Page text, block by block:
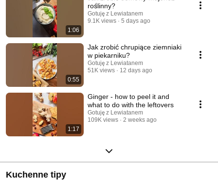
1:06
roślinny?
Gotuję z Lewiatanem
9.1K views
5 days ago
0:55
Jak zrobić chrupiące ziemniaki
w piekarniku?
Gotuję z Lewiatanem
51K views
12 days ago
1:17
Ginger - how to peel it and
what to do with the leftovers
Gotuję z Lewiatanem
109K views
2 weeks ago
Kuchenne tipy